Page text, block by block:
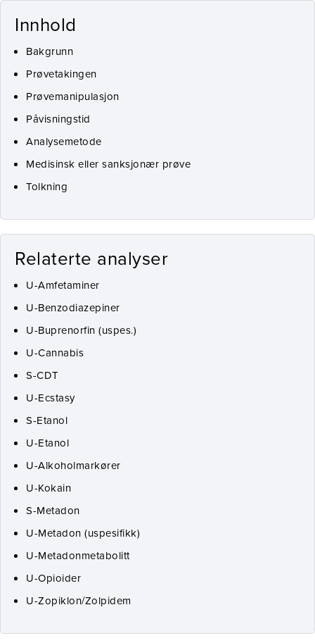
Innhold
Bakgrunn
Prøvetakingen
Prøvemanipulasjon
Påvisningstid
Analysemetode
Medisinsk eller sanksjonær prøve
Tolkning
Relaterte analyser
U-Amfetaminer
U-Benzodiazepiner
U-Buprenorfin (uspes.)
U-Cannabis
S-CDT
U-Ecstasy
S-Etanol
U-Etanol
U-Alkoholmarkører
U-Kokain
S-Metadon
U-Metadon (uspesifikk)
U-Metadonmetabolitt
U-Opioider
U-Zopiklon/Zolpidem